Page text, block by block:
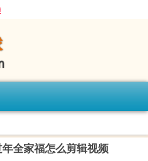
全家福怎么剪辑视频